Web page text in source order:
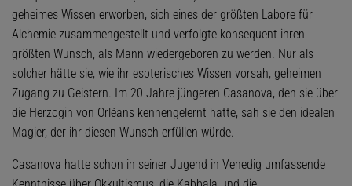
geheimes Wissen erworben, sich eines der größten Labore für
Alchemie zusammengestellt und verfolgte konsequent ihren
größten Wunsch, als Mann wiedergeboren zu werden. Nur als
solcher hätte sie, wie ihr esoterisches Wissen vorsah, geheimen
Zugang zu Geistern. Im 20 Jahre jüngeren Casanova, den sie über
die Herzogin von Orléans kennengelernt hatte, sah sie den idealen
Magier, der ihr diesen Wunsch erfüllen würde.
Casanova hatte schon in seiner Jugend in Venedig umfassende